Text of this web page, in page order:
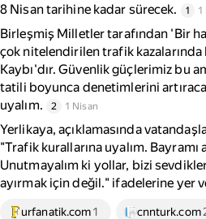
8 Nisan tarihine kadar sürecek.
1 1
Birleşmiş Milletler tarafından 'Bir
çok nitelendirilen trafik kazalarında
Kaybı'dır. Güvenlik güçlerimiz bu
tatili boyunca denetimlerini
uyalım.
2 1 Nisan
Yerlikaya, açıklamasında
"Trafik kurallarına uyalım. Bayramı
Unutmayalım ki yollar, bizi
ayırmak için değil." ifadelerine yer
urfanatik.com1 cnnturk.com